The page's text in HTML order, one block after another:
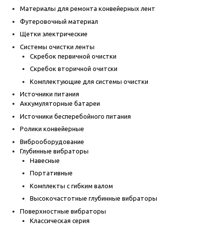
Материалы для ремонта конвейерных лент
Футеровочный материал
Щетки электрические
Системы очистки ленты
Скребок первичной очистки
Скребок вторичной очитски
Комплектующие для системы очистки
Источники питания
Аккумуляторные батареи
Источники бесперебойного питания
Ролики конвейерные
Виброоборудование
Глубинные вибраторы
Навесные
Портативные
Комплекты с гибким валом
Высокочастотные глубинные вибраторы
Поверхностные вибраторы
Классическая серия